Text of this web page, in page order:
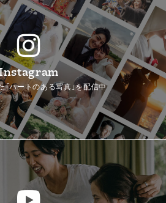
「ハートのある写真」を配信中